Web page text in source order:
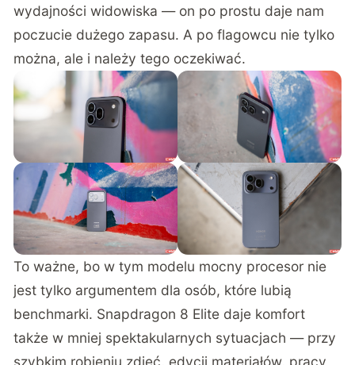
wydajności widowiska — on po prostu daje nam
poczucie dużego zapasu. A po flagowcu nie tylko
można, ale i należy tego oczekiwać.
To ważne, bo w tym modelu mocny procesor nie
jest tylko argumentem dla osób, które lubią
benchmarki. Snapdragon 8 Elite daje komfort
także w mniej spektakularnych sytuacjach — przy
szybkim robieniu zdjęć, edycji materiałów, pracy